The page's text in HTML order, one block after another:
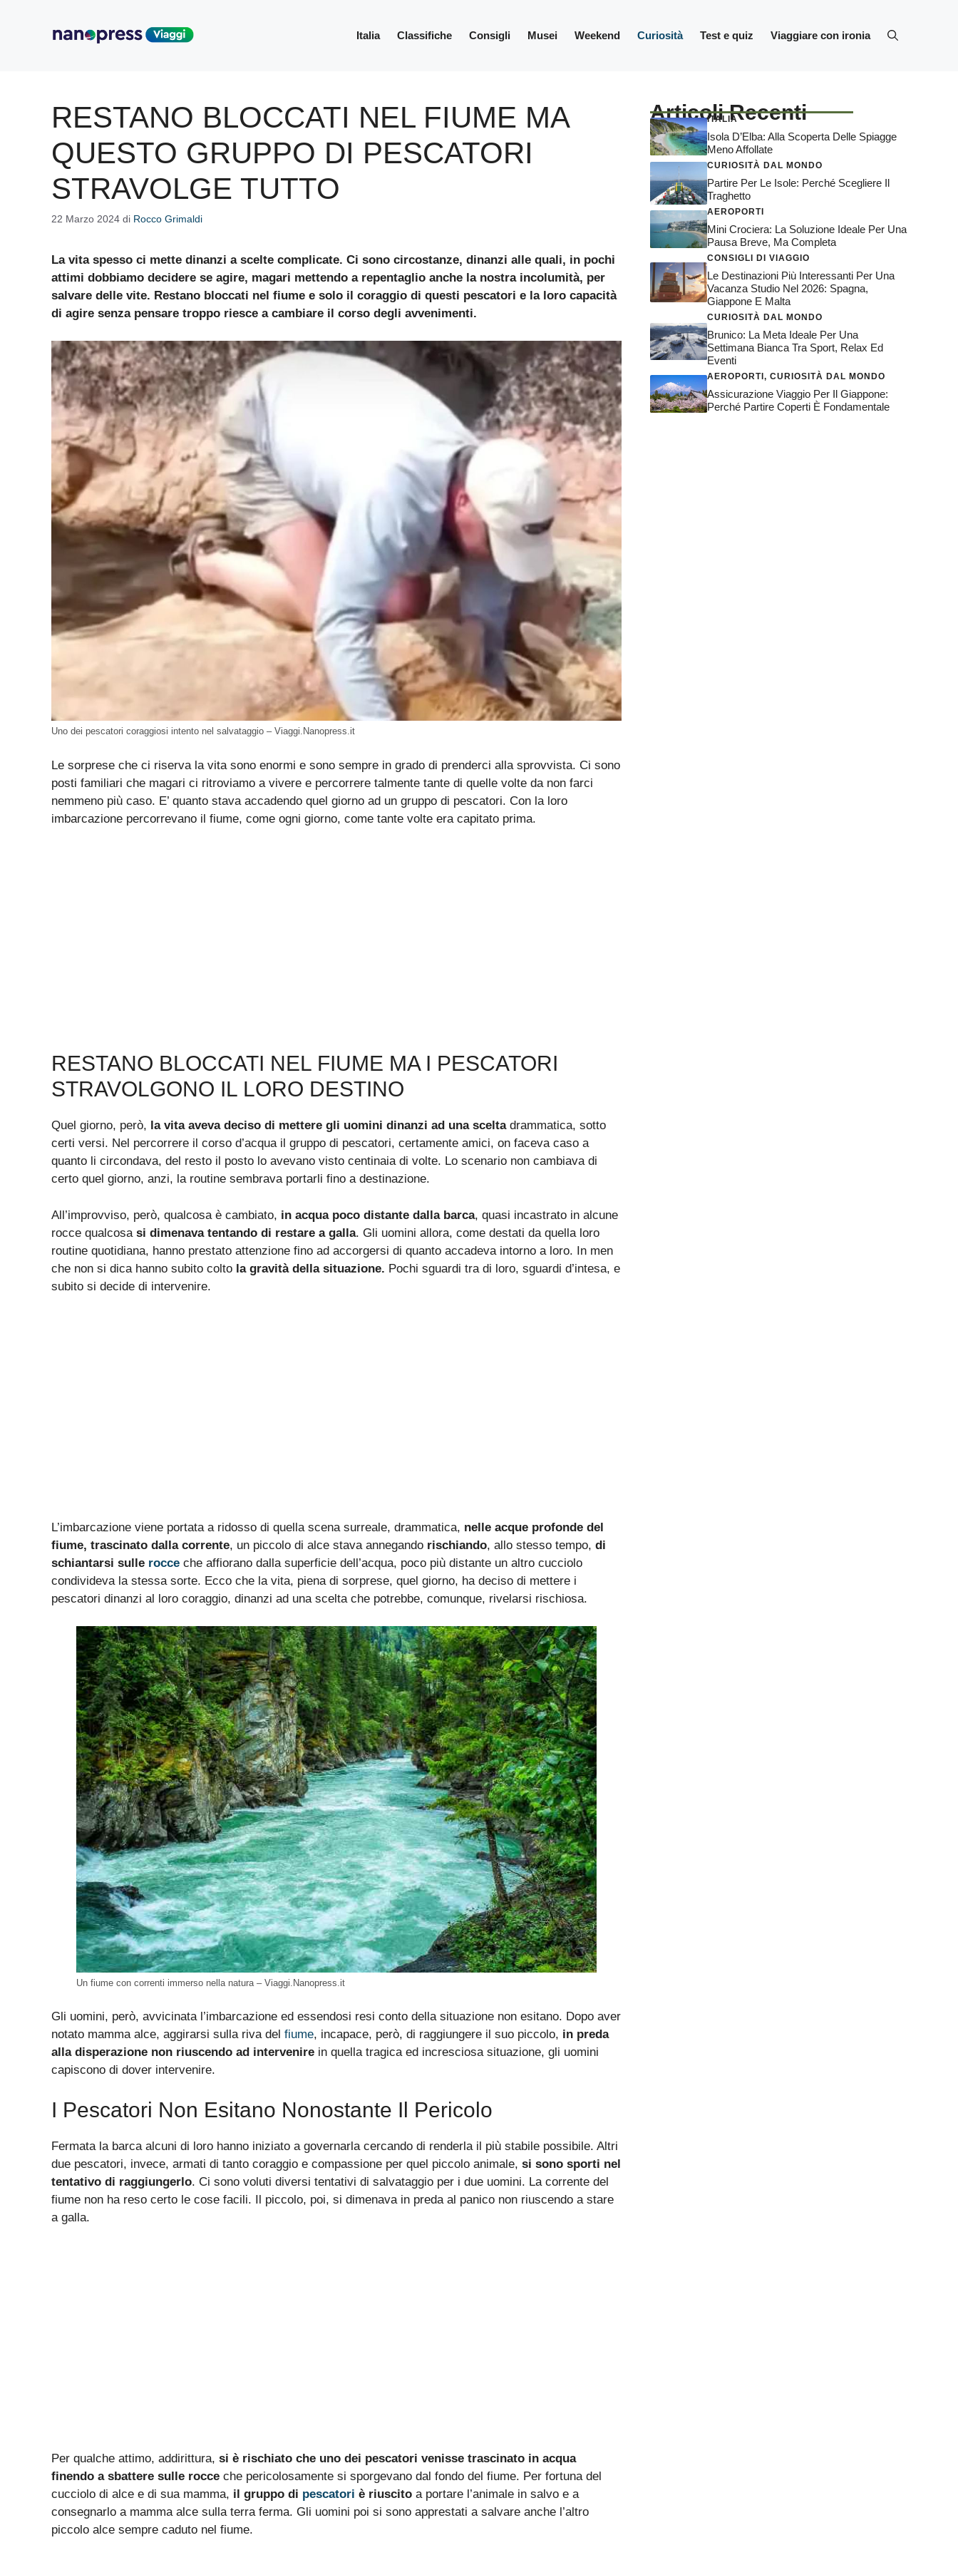
Italia Classifiche Consigli Musei Weekend Curiosità Test e quiz Viaggiare con ironia
RESTANO BLOCCATI NEL FIUME MA
QUESTO GRUPPO DI PESCATORI
STRAVOLGE TUTTO
22 Marzo 2024 di Rocco Grimaldi
La vita spesso ci mette dinanzi a scelte complicate. Ci sono circostanze, dinanzi alle quali, in pochi
attimi dobbiamo decidere se agire, magari mettendo a repentaglio anche la nostra incolumità, per
salvare delle vite. Restano bloccati nel fiume e solo il coraggio di questi pescatori e la loro capacità
di agire senza pensare troppo riesce a cambiare il corso degli avvenimenti.
Uno dei pescatori coraggiosi intento nel salvataggio – Viaggi.Nanopress.it
Le sorprese che ci riserva la vita sono enormi e sono sempre in grado di prenderci alla sprovvista. Ci sono
posti familiari che magari ci ritroviamo a vivere e percorrere talmente tante di quelle volte da non farci
nemmeno più caso. E’ quanto stava accadendo quel giorno ad un gruppo di pescatori. Con la loro
imbarcazione percorrevano il fiume, come ogni giorno, come tante volte era capitato prima.
RESTANO BLOCCATI NEL FIUME MA I PESCATORI
STRAVOLGONO IL LORO DESTINO
Quel giorno, però, la vita aveva deciso di mettere gli uomini dinanzi ad una sceltadrammatica, sotto
certi versi. Nel percorrere il corso d’acqua il gruppo di pescatori, certamente amici, on faceva caso a
quanto li circondava, del resto il posto lo avevano visto centinaia di volte. Lo scenario non cambiava di
certo quel giorno, anzi, la routine sembrava portarli fino a destinazione.
All’improvviso, però, qualcosa è cambiato, in acqua poco distante dalla barca, quasi incastrato in alcune
rocce qualcosa si dimenava tentando di restare a galla. Gli uomini allora, come destati da quella loro
routine quotidiana, hanno prestato attenzione fino ad accorgersi di quanto accadeva intorno a loro. In men
che non si dica hanno subito colto la gravità della situazione. Pochi sguardi tra di loro, sguardi d’intesa, e
subito si decide di intervenire.
L’imbarcazione viene portata a ridosso di quella scena surreale, drammatica, nelle acque profonde del
fiume, trascinato dalla corrente, un piccolo di alce stava annegando rischiando, allo stesso tempo, di
schiantarsi sulle rocce che affiorano dalla superficie dell’acqua, poco più distante un altro cucciolo
condivideva la stessa sorte. Ecco che la vita, piena di sorprese, quel giorno, ha deciso di mettere i
pescatori dinanzi al loro coraggio, dinanzi ad una scelta che potrebbe, comunque, rivelarsi rischiosa.
Un fiume con correnti immerso nella natura – Viaggi.Nanopress.it
Gli uomini, però, avvicinata l’imbarcazione ed essendosi resi conto della situazione non esitano. Dopo aver
notato mamma alce, aggirarsi sulla riva del fiume, incapace, però, di raggiungere il suo piccolo, in preda
alla disperazione non riuscendo ad intervenire in quella tragica ed incresciosa situazione, gli uomini
capiscono di dover intervenire.
I Pescatori Non Esitano Nonostante Il Pericolo
Fermata la barca alcuni di loro hanno iniziato a governarla cercando di renderla il più stabile possibile. Altri
due pescatori, invece, armati di tanto coraggio e compassione per quel piccolo animale, si sono sporti nel
tentativo di raggiungerlo. Ci sono voluti diversi tentativi di salvataggio per i due uomini. La corrente del
fiume non ha reso certo le cose facili. Il piccolo, poi, si dimenava in preda al panico non riuscendo a stare
a galla.
Per qualche attimo, addirittura, si è rischiato che uno dei pescatori venisse trascinato in acqua
finendo a sbattere sulle rocce che pericolosamente si sporgevano dal fondo del fiume. Per fortuna del
cucciolo di alce e di sua mamma, il gruppo di pescatori è riuscito a portare l’animale in salvo e a
consegnarlo a mamma alce sulla terra ferma. Gli uomini poi si sono apprestati a salvare anche l’altro
piccolo alce sempre caduto nel fiume.
Articoli Recenti
ITALIA
Isola D’Elba: Alla Scoperta Delle Spiagge
Meno Affollate
CURIOSITÀ DAL MONDO
Partire Per Le Isole: Perché Scegliere Il
Traghetto
AEROPORTI
Mini Crociera: La Soluzione Ideale Per Una
Pausa Breve, Ma Completa
CONSIGLI DI VIAGGIO
Le Destinazioni Più Interessanti Per Una
Vacanza Studio Nel 2026: Spagna,
Giappone E Malta
CURIOSITÀ DAL MONDO
Brunico: La Meta Ideale Per Una
Settimana Bianca Tra Sport, Relax Ed
Eventi
AEROPORTI , CURIOSITÀ DAL MONDO
Assicurazione Viaggio Per Il Giappone:
Perché Partire Coperti È Fondamentale